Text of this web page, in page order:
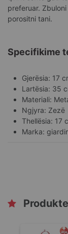
preferuar.
porositni tani.
Specifikime
Gjerësia: 17
Lartësia: 35
Materiali:
Ngjyra: Zezë
Thellësia: 17
Marka: